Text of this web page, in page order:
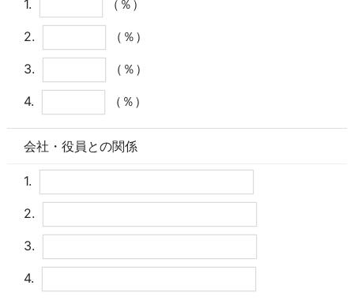
1. （％）
2. （％）
3. （％）
4. （％）
会社・役員との関係
1.
2.
3.
4.